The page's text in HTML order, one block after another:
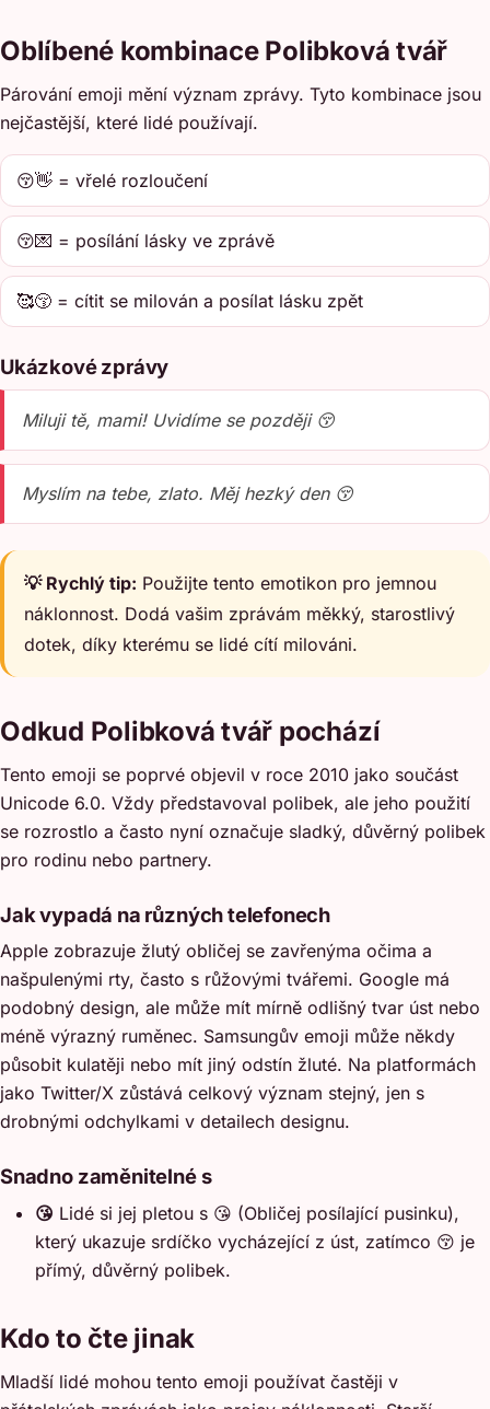
Oblíbené kombinace Polibková tvář
Párování emoji mění význam zprávy. Tyto kombinace jsou
nejčastější, které lidé používají.
😚👋 = vřelé rozloučení
😚💌 = posílání lásky ve zprávě
🥰😚 = cítit se milován a posílat lásku zpět
Ukázkové zprávy
Miluji tě, mami! Uvidíme se později 😚
Myslím na tebe, zlato. Měj hezký den 😚
💡 Rychlý tip: Použijte tento emotikon pro jemnou
náklonnost. Dodá vašim zprávám měkký, starostlivý
dotek, díky kterému se lidé cítí milováni.
Odkud Polibková tvář pochází
Tento emoji se poprvé objevil v roce 2010 jako součást
Unicode 6.0. Vždy představoval polibek, ale jeho použití
se rozrostlo a často nyní označuje sladký, důvěrný polibek
pro rodinu nebo partnery.
Jak vypadá na různých telefonech
Apple zobrazuje žlutý obličej se zavřenýma očima a
našpulenými rty, často s růžovými tvářemi. Google má
podobný design, ale může mít mírně odlišný tvar úst nebo
méně výrazný ruměnec. Samsungův emoji může někdy
působit kulatěji nebo mít jiný odstín žluté. Na platformách
jako Twitter/X zůstává celkový význam stejný, jen s
drobnými odchylkami v detailech designu.
Snadno zaměnitelné s
😘 Lidé si jej pletou s 😘 (Obličej posílající pusinku),
který ukazuje srdíčko vycházející z úst, zatímco 😚 je
přímý, důvěrný polibek.
Kdo to čte jinak
Mladší lidé mohou tento emoji používat častěji v